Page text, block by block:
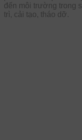
đến môi trường trong
trì, cải tạo, tháo dỡ.